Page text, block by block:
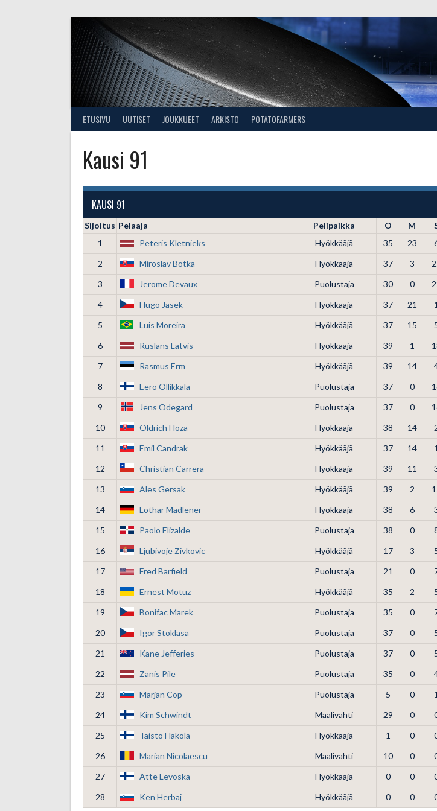
ETUSIVU UUTISET JOUKKUEET ARKISTO POTATOFARMERS
Kausi 91
KAUSI 91
Sijoitus Pelaaja Pelipaikka O M
1
Peteris Kletnieks Hyökkääjä 35 23
2
Miroslav Botka Hyökkääjä 37 3
3
Jerome Devaux Puolustaja 30 0
4
Hugo Jasek Hyökkääjä 37 21 1
5
Luis Moreira Hyökkääjä 37 15
6
Ruslans Latvis Hyökkääjä 39 1
7
Rasmus Erm Hyökkääjä 39 14
8
Eero Ollikkala Puolustaja 37 0
9
Jens Odegard Puolustaja 37 0
10
Oldrich Hoza Hyökkääjä 38 14
11
Emil Candrak Hyökkääjä 37 14 1
12
Christian Carrera Hyökkääjä 39 11
13
Ales Gersak Hyökkääjä 39 2
14
Lothar Madlener Hyökkääjä 38 6
15
Paolo Elizalde Puolustaja 38 0
16
Ljubivoje Zivkovic Hyökkääjä 17 3
17
Fred Barfield Puolustaja 21 0
18
Ernest Motuz Hyökkääjä 35 2
19
Bonifac Marek Puolustaja 35 0
20
Igor Stoklasa Puolustaja 37 0
21
Kane Jefferies Puolustaja 37 0
22
Zanis Pile Puolustaja 35 0
23
Marjan Cop Puolustaja 5 0 1
24
Kim Schwindt Maalivahti 29 0
25
Taisto Hakola Hyökkääjä 1 0
26
Marian Nicolaescu Maalivahti 10 0
27
Atte Levoska Hyökkääjä 0 0
28
Ken Herbaj Hyökkääjä 0 0